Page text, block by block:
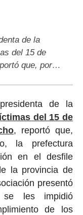
de la
del 15 de
que, por…
de la
del 15 de
, reportó que,
la prefectura
en el desfile
la provincia de
presentó
se les impidió
de los